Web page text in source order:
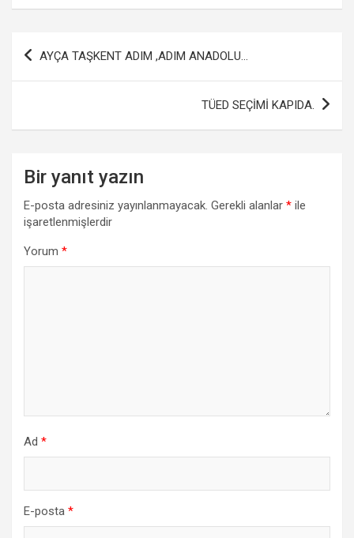
ce
b
o
tt
er
at
s
A
ail ar
e
Yazı
gezinmesi
AYÇA TAŞKENT ADIM ,ADIM ANADOLU…
TÜED SEÇİMİ KAPIDA.
Bir yanıt yazın
E-posta adresiniz yayınlanmayacak. Gerekli alanlar * ile
işaretlenmişlerdir
Yorum *
Ad *
E-posta *